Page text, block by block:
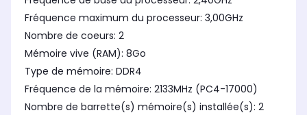
Fréquence maximum du processeur: 3,00GHz
Nombre de coeurs: 2
Mémoire vive (RAM): 8Go
Type de mémoire: DDR4
Fréquence de la mémoire: 2133MHz (PC4-17000)
Nombre de barrette(s) mémoire(s) installée(s): 2